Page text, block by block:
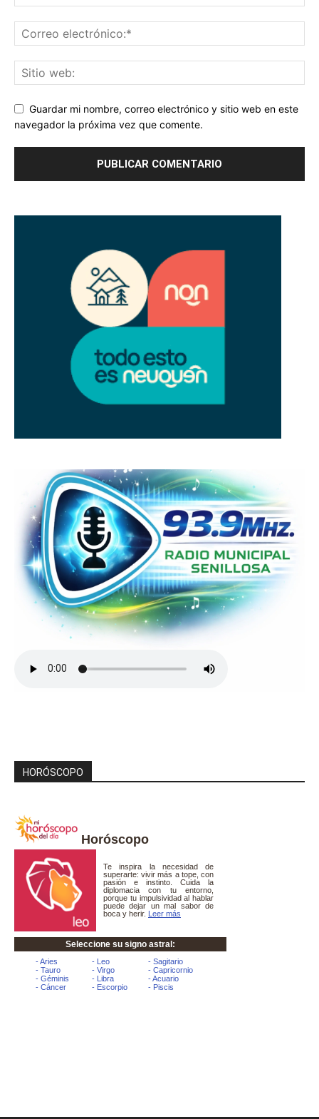
Guardar mi nombre, correo electrónico y sitio web en este
navegador la próxima vez que comente.
HORÓSCOPO
Horóscopo